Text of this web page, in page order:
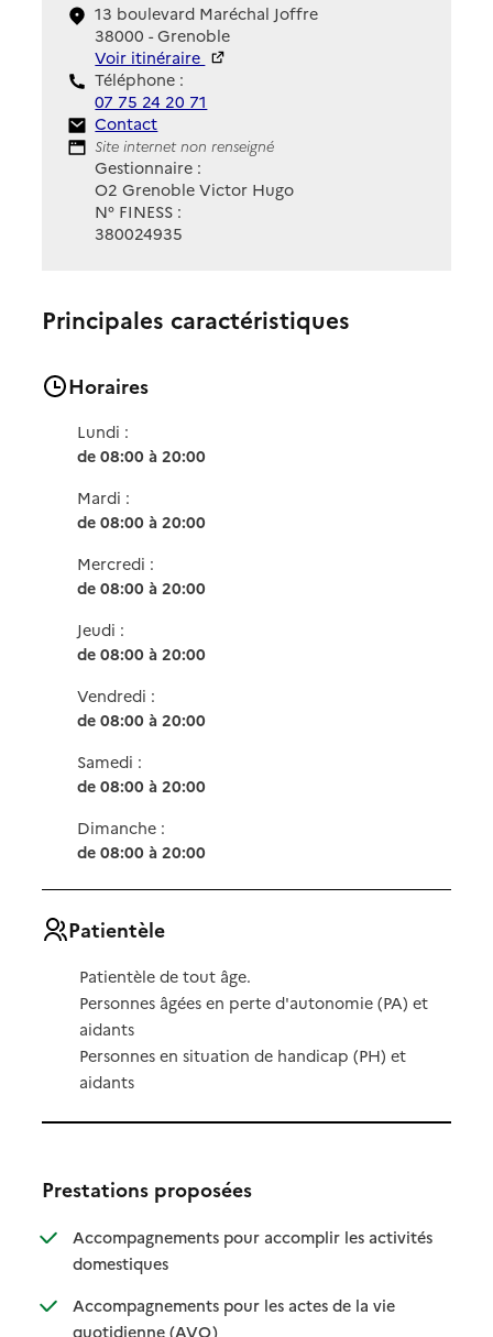
13 boulevard Maréchal Joffre
38000 - Grenoble
Voir itinéraire
Téléphone :
07 75 24 20 71
Contact
Contact
Site Internet
Site internet non renseigné
Gestionnaire :
O2 Grenoble Victor Hugo
N° FINESS :
380024935
Principales caractéristiques
Horaires
Lundi :
de 08:00 à 20:00
Mardi :
de 08:00 à 20:00
Mercredi :
de 08:00 à 20:00
Jeudi :
de 08:00 à 20:00
Vendredi :
de 08:00 à 20:00
Samedi :
de 08:00 à 20:00
Dimanche :
de 08:00 à 20:00
Patientèle
Patientèle de tout âge.
Personnes âgées en perte d'autonomie (PA) et
aidants
Personnes en situation de handicap (PH) et
aidants
Prestations proposées
Accompagnements pour accomplir les activités
domestiques: disponible
: non disponible
Accompagnements pour les actes de la vie
quotidienne (AVQ): disponible
: non disponible